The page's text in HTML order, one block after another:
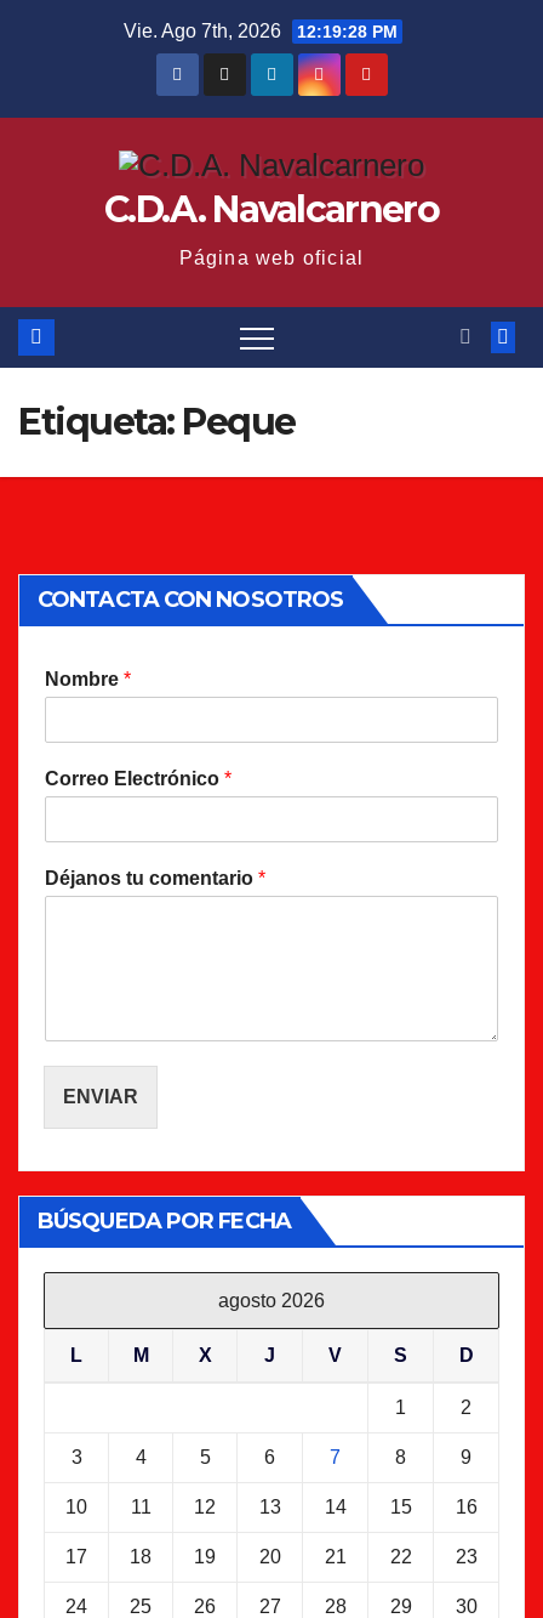
Vie. Ago 7th, 2026 12:19:29 PM
C.D.A. Navalcarnero
Página web oficial
Etiqueta: Peque
CONTACTA CON NOSOTROS
Nombre *
Correo Electrónico *
Déjanos tu comentario *
ENVIAR
BÚSQUEDA POR FECHA
agosto 2026
L M X J V S D
1 2
3 4 5 6 7 8 9
10 11 12 13 14 15 16
17 18 19 20 21 22 23
24 25 26 27 28 29 30